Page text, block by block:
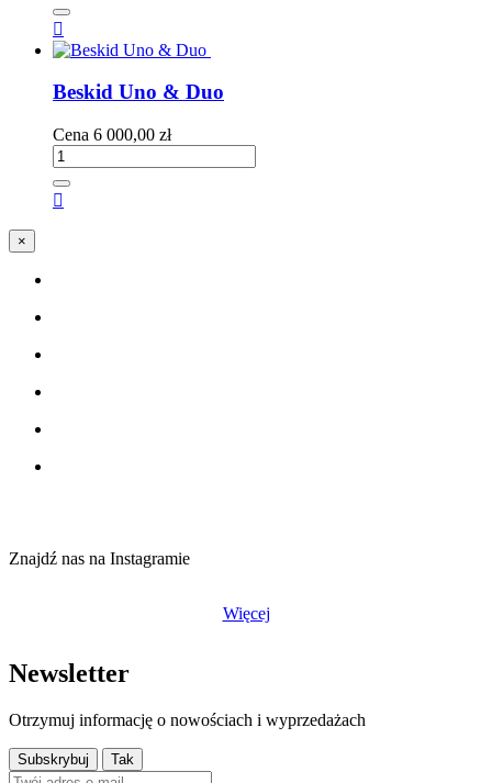

Beskid Uno & Duo
Cena 6 000,00 zł

×
Znajdź nas na Instagramie
Więcej
Newsletter
Otrzymuj informację o nowościach i wyprzedażach